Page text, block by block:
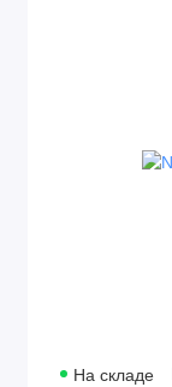
На складе